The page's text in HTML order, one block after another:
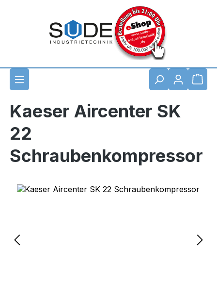
Kaeser Aircenter SK
22
Schraubenkompressor
Bildergalerie überspringen